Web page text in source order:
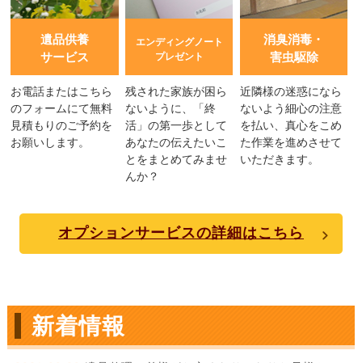
遺品供養
サービス
お電話またはこちら
のフォームにて無料
見積もりのご予約を
お願いします。
エンディングノート
プレゼント
残された家族が困ら
ないように、「終
活」の第一歩として
あなたの伝えたいこ
とをまとめてみませ
んか？
消臭消毒・
害虫駆除
近隣様の迷惑になら
ないよう細心の注意
を払い、真心をこめ
た作業を進めさせて
いただきます。
オプションサービスの詳細はこちら
新着情報